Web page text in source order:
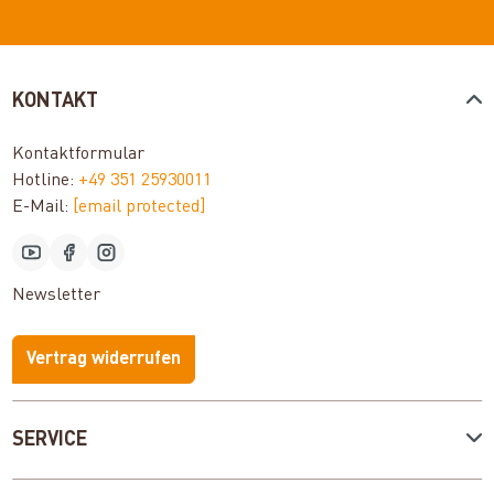
SERVICE
KONTAKT
Kontaktformular
Hotline: +49 351 25930011
E-Mail: [email protected]
Newsletter
Vertrag widerrufen